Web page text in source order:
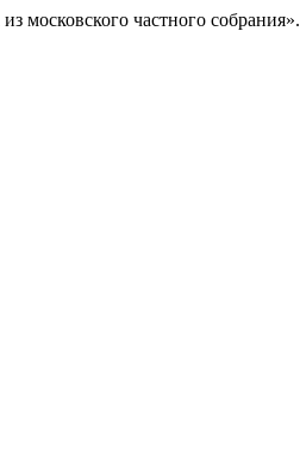
московского частного собрания».